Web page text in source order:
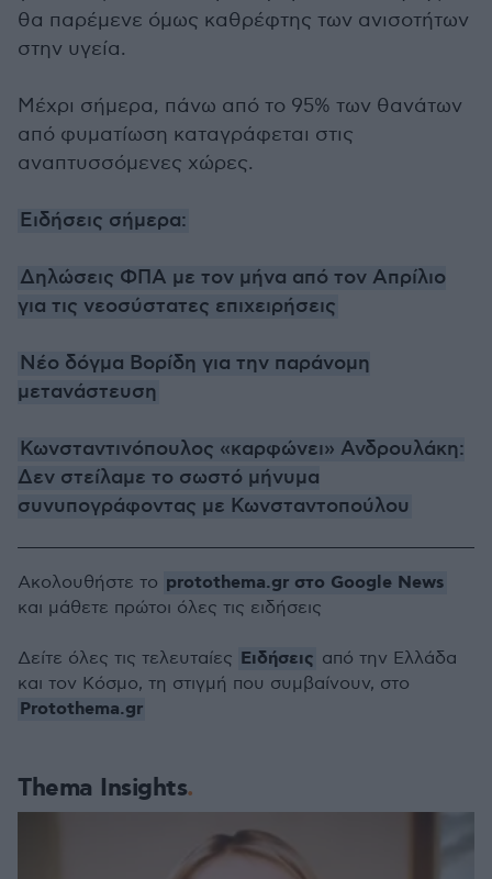
θα παρέμενε όμως καθρέφτης των ανισοτήτων
στην υγεία.
Μέχρι σήμερα, πάνω από το 95% των θανάτων
από φυματίωση καταγράφεται στις
αναπτυσσόμενες χώρες.
Ειδήσεις σήμερα:
Δηλώσεις ΦΠΑ με τον μήνα από τον Απρίλιο
για τις νεοσύστατες επιχειρήσεις
Νέο δόγμα Βορίδη για την παράνομη
μετανάστευση
Κωνσταντινόπουλος «καρφώνει» Ανδρουλάκη:
Δεν στείλαμε το σωστό μήνυμα
συνυπογράφοντας με Κωνσταντοπούλου
Thema Insights
Ακολουθήστε το protothema.gr στο Google News
και μάθετε πρώτοι όλες τις ειδήσεις
Δείτε όλες τις τελευταίες Ειδήσεις από την Ελλάδα
και τον Κόσμο, τη στιγμή που συμβαίνουν, στο
Protothema.gr